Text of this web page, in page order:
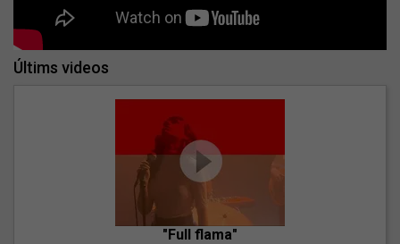
Últims videos
"Full flama"